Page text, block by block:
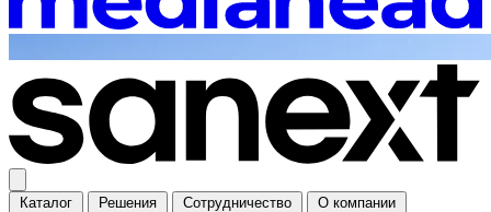
Каталог Решения Сотрудничество О компании